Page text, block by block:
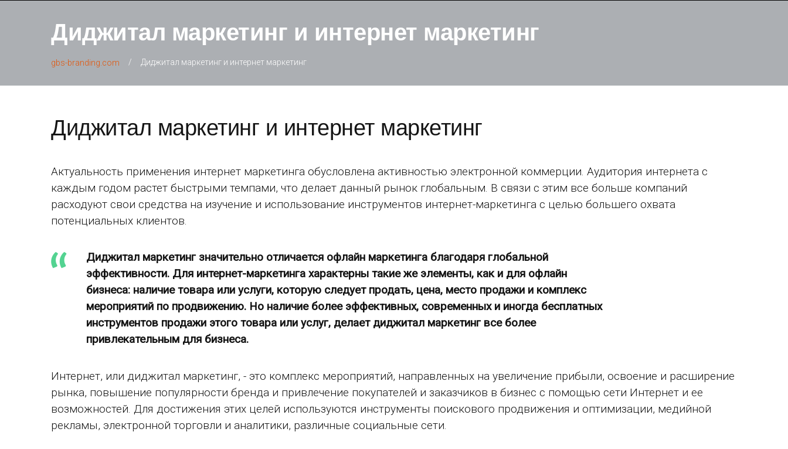
Диджитал маркетинг и интернет маркетинг
gbs-branding.com / Диджитал маркетинг и интернет маркетинг
Диджитал маркетинг и интернет маркетинг
Актуальность применения интернет маркетинга обусловлена активностью электронной коммерции. Аудитория интернета с
каждым годом растет быстрыми темпами, что делает данный рынок глобальным. В связи с этим все больше компаний
расходуют свои средства на изучение и использование инструментов интернет-маркетинга с целью большего охвата
потенциальных клиентов.
Диджитал маркетинг значительно отличается офлайн маркетинга благодаря глобальной
эффективности. Для интернет-маркетинга характерны такие же элементы, как и для офлайн
бизнеса: наличие товара или услуги, которую следует продать, цена, место продажи и комплекс
мероприятий по продвижению. Но наличие более эффективных, современных и иногда бесплатных
инструментов продажи этого товара или услуг, делает диджитал маркетинг все более
привлекательным для бизнеса.
Интернет, или диджитал маркетинг, - это комплекс мероприятий, направленных на увеличение прибыли, освоение и расширение
рынка, повышение популярности бренда и привлечение покупателей и заказчиков в бизнес с помощью сети Интернет и ее
возможностей. Для достижения этих целей используются инструменты поискового продвижения и оптимизации, медийной
рекламы, электронной торговли и аналитики, различные социальные сети.